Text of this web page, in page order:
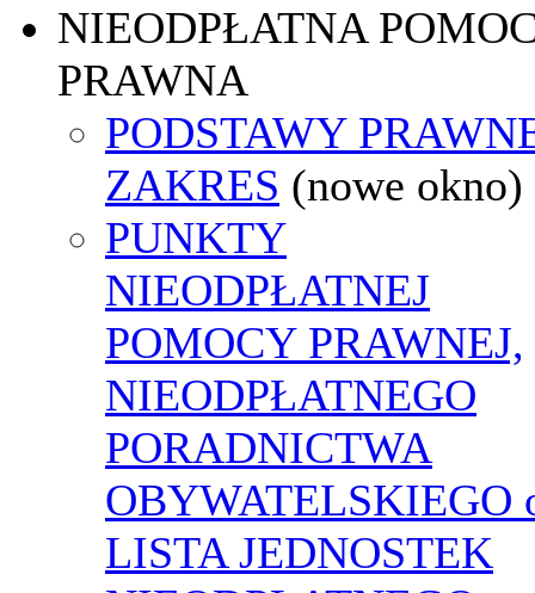
NIEODPŁATNA
PRAWNA
PODSTAWY
ZAKRES (nowe okno)
PUNKTY
NIEODPŁATNEJ
POMOCY PRAWNEJ,
NIEODPŁATNEGO
PORADNICTWA
OBYWATELSKIEGO
LISTA JEDNOSTEK